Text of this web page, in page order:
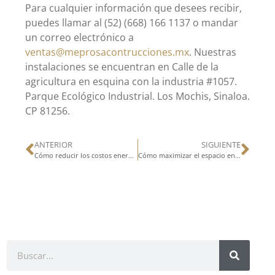
Para cualquier información que desees recibir,
puedes llamar al (52) (668) 166 1137 o mandar
un correo electrónico a
ventas@meprosacontrucciones.mx. Nuestras
instalaciones se encuentran en Calle de la
agricultura en esquina con la industria #1057.
Parque Ecológico Industrial. Los Mochis, Sinaloa.
CP 81256.
ANTERIOR
Cómo reducir los costos energéticos en una bodega industrial
SIGUIENTE
Cómo maximizar el espacio en una nave industrial y mantenerla